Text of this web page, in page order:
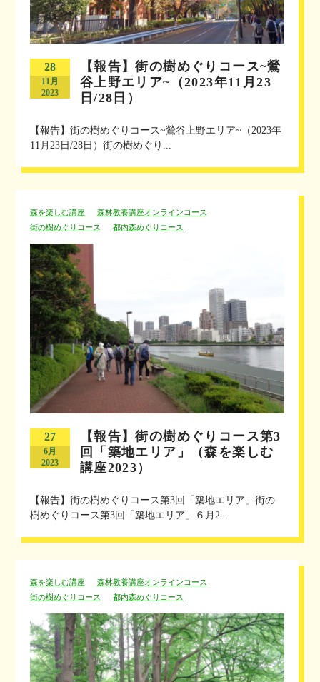
28
11月
2023
【報告】街の樹めぐりコース~鶯
谷上野エリア~（2023年11月23
日/28日）
【報告】街の樹めぐりコース~鶯谷上野エリア~（2023年
11月23日/28日）街の樹めぐり...
森を楽しむ講座
森林教養講座オンラインコース
街の樹めぐりコース
都内森めぐりコース
27
6月
2023
【報告】街の樹めぐりコース第3
回「築地エリア」（森を楽しむ
講座2023）
【報告】街の樹めぐりコース第3回「築地エリア」街の
樹めぐりコース第3回「築地エリア」６月2...
森を楽しむ講座
森林教養講座オンラインコース
街の樹めぐりコース
都内森めぐりコース